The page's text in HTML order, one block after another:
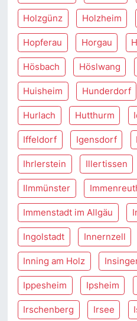
Holzgünz Holzheim
Hopferau Horgau
Hösbach Höslwang
Huisheim Hunderdorf
Hurlach Hutthurm
Iffeldorf Igensdorf
Ihrlerstein Illertissen
Ilmmünster
Immenstadt im Allgäu
Ingolstadt Innernzell
Inning am Holz
Ippesheim Ipsheim
Irschenberg Irsee